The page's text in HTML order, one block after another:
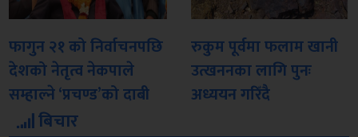
फागुन २१ को निर्वाचनपछि
देशको नेतृत्व नेकपाले
सम्हाल्ने ‘प्रचण्ड’को दाबी
रुकुम पूर्वमा फलाम खानी
उत्खननका लागि पुनः
अध्ययन गरिँदै
बिचार